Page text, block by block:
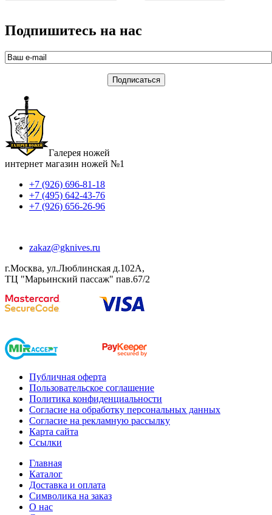
Подпишитесь на нас
Галерея ножей
интернет магазин ножей №1
+7 (926) 696-81-18
+7 (495) 642-43-76
+7 (926) 656-26-96
zakaz@gknives.ru
г.Москва, ул.Люблинская д.102А,
ТЦ "Марьинский пассаж" пав.67/2
Публичная оферта
Пользовательское соглашение
Политика конфиденциальности
Согласие на обработку персональных данных
Согласие на рекламную рассылку
Карта сайта
Ссылки
Главная
Каталог
Доставка и оплата
Символика на заказ
О нас